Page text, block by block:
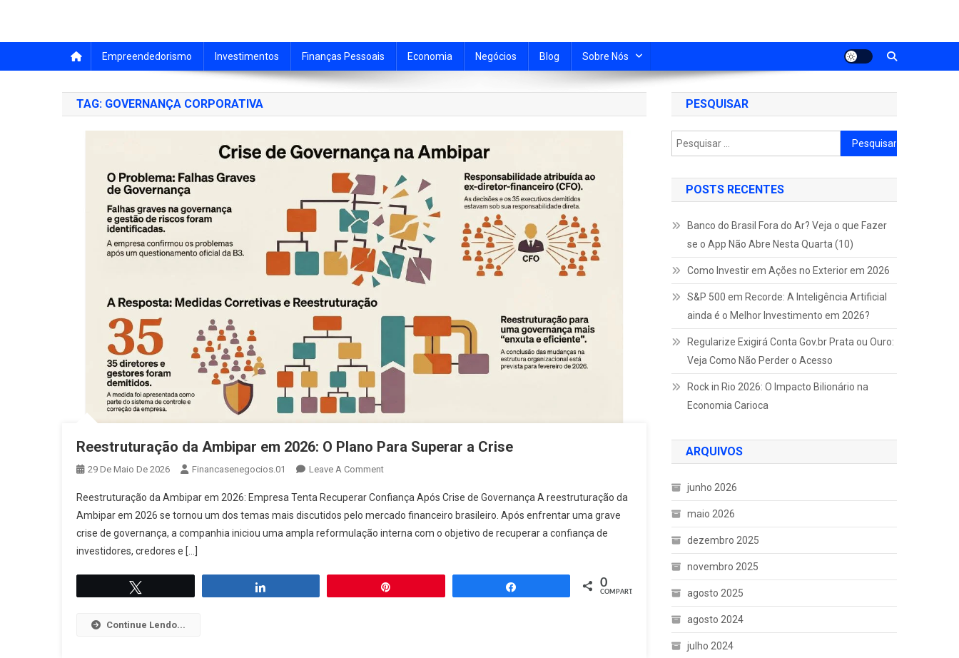
Empreendedorismo Investimentos Finanças Pessoais Economia Negócios Blog Sobre Nós
TAG: GOVERNANÇA CORPORATIVA
Reestruturação da Ambipar em 2026: O Plano Para Superar a Crise
29 De Maio De 2026 Financasenegocios.01 Leave A CommentOn
Da
Ambipar
Em
Plano
Para
Reestruturação da Ambipar em 2026: Empresa Tenta Recuperar Confiança Após Crise de Governança A reestruturação da
Ambipar em 2026 se tornou um dos temas mais discutidos pelo mercado financeiro brasileiro. Após enfrentar uma grave
crise de governança, a companhia iniciou uma ampla reformulação interna com o objetivo de recuperar a confiança de
investidores, credores e […]
Compartilhar 0
COMPART.
Continue Lendo...
PESQUISAR
Pesquisar
por:
POSTS RECENTES
Banco do Brasil Fora do Ar? Veja o que Fazer
se o App Não Abre Nesta Quarta (10)
Como Investir em Ações no Exterior em 2026
S&P 500 em Recorde: A Inteligência Artificial
ainda é o Melhor Investimento em 2026?
Regularize Exigirá Conta Gov.br Prata ou Ouro:
Veja Como Não Perder o Acesso
Rock in Rio 2026: O Impacto Bilionário na
Economia Carioca
ARQUIVOS
junho 2026
maio 2026
dezembro 2025
novembro 2025
agosto 2025
agosto 2024
julho 2024